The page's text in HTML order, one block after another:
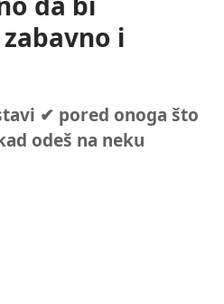
i
✔ pored onoga što
odeš na neku